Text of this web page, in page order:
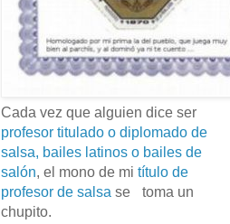
Cada vez que alguien dice ser
profesor titulado o diplomado de
salsa, bailes latinos o bailes de
salón, el mono de mi título de
profesor de salsa se
toma un
chupito.